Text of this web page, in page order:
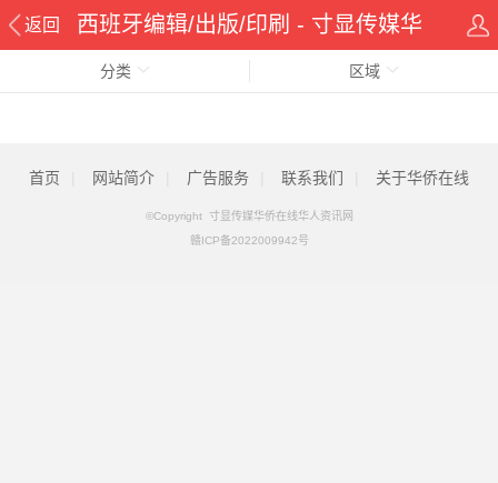
返回 西班牙编辑/出版/印刷 - 寸显传媒华
分类 区域
首页 网站简介 广告服务 联系我们 关于华侨在线
©Copyright 寸显传媒华侨在线华人资讯网
赣ICP备2022009942号